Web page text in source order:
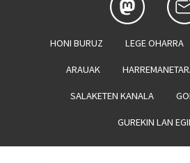
HONI BURUZ LEGE OHARRA
ARAUAK
SALAKETEN KANALA
GUREKIN LAN